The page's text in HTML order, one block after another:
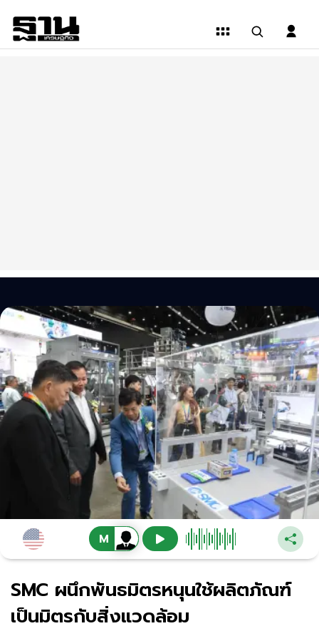
SMC ผนึกพันธมิตรหนุนใช้ผลิตภัณฑ์
เป็นมิตรกับสิ่งแวดล้อม